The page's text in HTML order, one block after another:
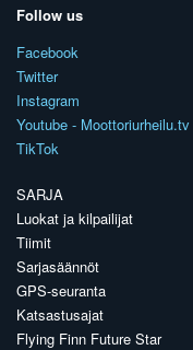
Follow us
Facebook
Twitter
Instagram
Youtube - Moottoriurheilu.tv
TikTok
SARJA
Luokat ja kilpailijat
Tiimit
Sarjasäännöt
GPS-seuranta
Katsastusajat
Flying Finn Future Star